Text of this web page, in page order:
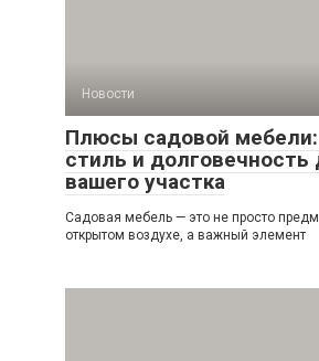
Новости
Плюсы садовой
стиль и долговечность
вашего участка
Садовая мебель — это не просто
открытом воздухе, а важный элемент